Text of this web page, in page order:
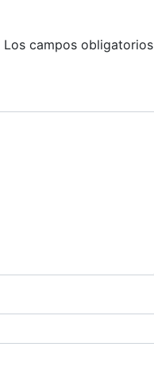
Los campos obligatorios